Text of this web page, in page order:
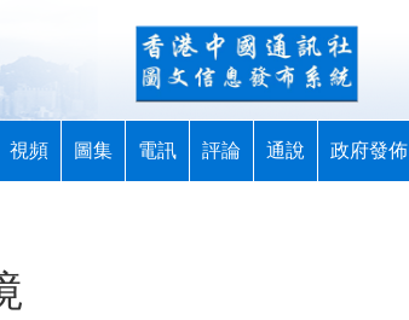
視頻 圖集 電訊 評論 通說 政府發佈